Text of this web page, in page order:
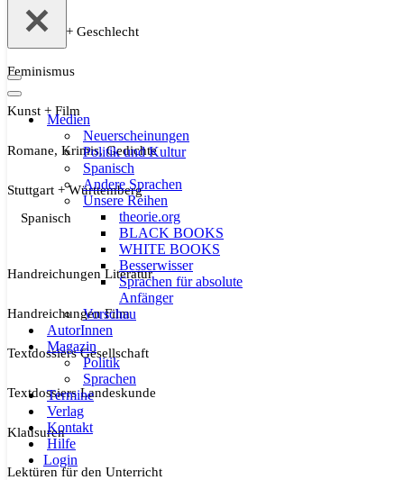
Navigationsmenü
Navigationsmenü
Medien
Neuerscheinungen
Politik und Kultur
Spanisch
Andere Sprachen
Unsere Reihen
theorie.org
BLACK BOOKS
WHITE BOOKS
Besserwisser
Sprachen für absolute
Anfänger
Vorschau
AutorInnen
Magazin
Politik
Sprachen
Termine
Verlag
Kontakt
Hilfe
Login
Sexualität + Geschlecht
Feminismus
Kunst + Film
Romane, Krimis, Gedichte
Stuttgart + Württemberg
Spanisch
Handreichungen Literatur
Handreichungen Film
Textdossiers Gesellschaft
Textdossiers Landeskunde
Klausuren
Lektüren für den Unterricht